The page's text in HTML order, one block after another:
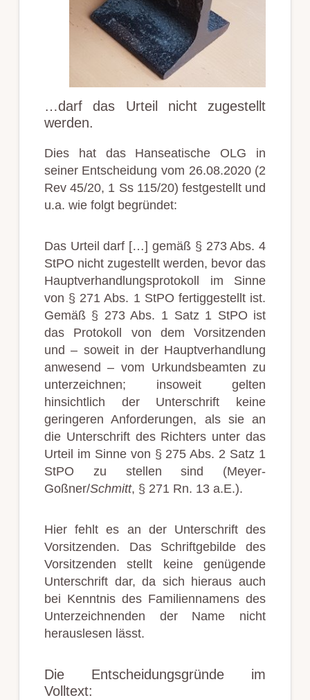
…darf das Urteil nicht zugestellt
werden.
Dies hat das Hanseatische OLG in
seiner Entscheidung vom 26.08.2020 (2
Rev 45/20, 1 Ss 115/20) festgestellt und
u.a. wie folgt begründet:
Das Urteil darf […] gemäß § 273 Abs. 4
StPO nicht zugestellt werden, bevor das
Hauptverhandlungsprotokoll im Sinne
von § 271 Abs. 1 StPO fertiggestellt ist.
Gemäß § 273 Abs. 1 Satz 1 StPO ist
das Protokoll von dem Vorsitzenden
und – soweit in der Hauptverhandlung
anwesend – vom Urkundsbeamten zu
unterzeichnen; insoweit gelten
hinsichtlich der Unterschrift keine
geringeren Anforderungen, als sie an
die Unterschrift des Richters unter das
Urteil im Sinne von § 275 Abs. 2 Satz 1
StPO zu stellen sind (Meyer-
Goßner/Schmitt, § 271 Rn. 13 a.E.).
Hier fehlt es an der Unterschrift des
Vorsitzenden. Das Schriftgebilde des
Vorsitzenden stellt keine genügende
Unterschrift dar, da sich hieraus auch
bei Kenntnis des Familiennamens des
Unterzeichnenden der Name nicht
herauslesen lässt.
Die Entscheidungsgründe im
Volltext: